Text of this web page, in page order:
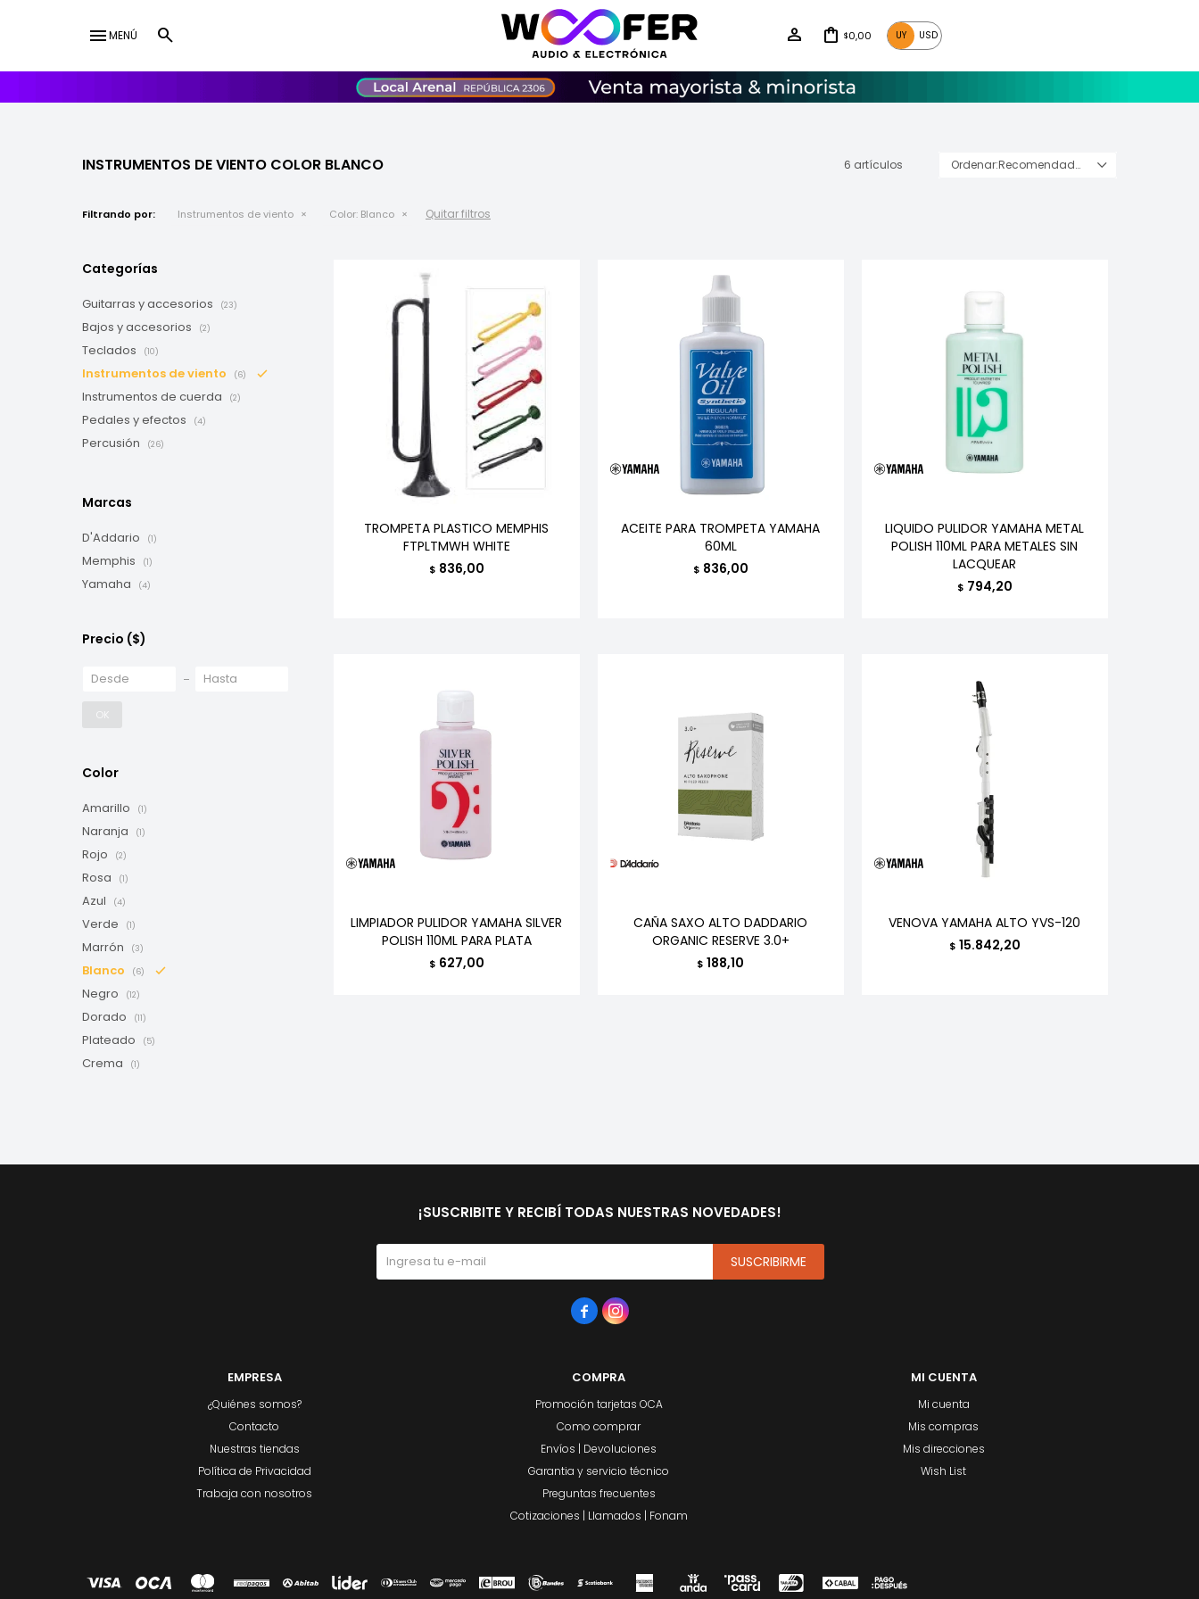
menuMENÚ $0,00 UY USD
INSTRUMENTOS DE VIENTO COLOR BLANCO 6 artículos Recomendados
Filtrando por: Instrumentos de viento Color: Blanco Quitar filtros
TROMPETA PLASTICO MEMPHIS
FTPLTMWH WHITE
$ 836,00
ACEITE PARA TROMPETA YAMAHA
60ML
$ 836,00
LIQUIDO PULIDOR YAMAHA METAL
POLISH 110ML PARA METALES SIN
LACQUEAR
$ 794,20
LIMPIADOR PULIDOR YAMAHA SILVER
POLISH 110ML PARA PLATA
$ 627,00
CAÑA SAXO ALTO DADDARIO
ORGANIC RESERVE 3.0+
$ 188,10
VENOVA YAMAHA ALTO YVS-120
$ 15.842,20
Categorías
Guitarras y accesorios (23)
Bajos y accesorios (2)
Teclados (10)
Instrumentos de viento (6)
Instrumentos de cuerda (2)
Pedales y efectos (4)
Percusión (26)
Marcas
D'Addario (1)
Memphis (1)
Yamaha (4)
Precio ($)
OK
Color
Amarillo (1)
Naranja (1)
Rojo (2)
Rosa (1)
Azul (4)
Verde (1)
Marrón (3)
Blanco (6)
Negro (12)
Dorado (11)
Plateado (5)
Crema (1)
EMPRESA
¿Quiénes somos?
Contacto
Nuestras tiendas
Política de Privacidad
Trabaja con nosotros
COMPRA
Promoción tarjetas OCA
Como comprar
Envíos | Devoluciones
Garantia y servicio técnico
Preguntas frecuentes
Cotizaciones | Llamados | Fonam
MI CUENTA
Mi cuenta
Mis compras
Mis direcciones
Wish List
¡SUSCRIBITE Y RECIBÍ TODAS NUESTRAS NOVEDADES!
SUSCRIBIRME
 